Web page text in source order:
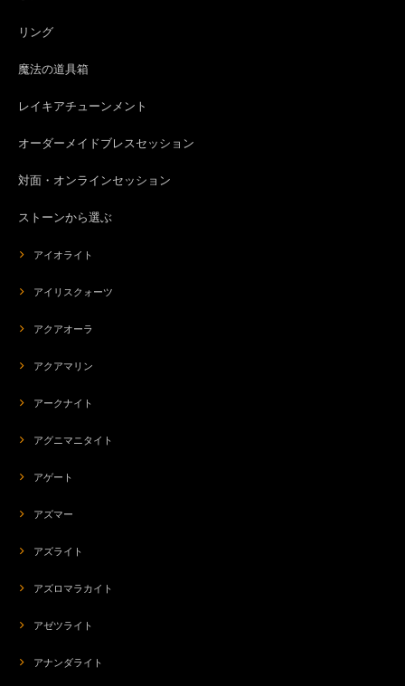
涼しそうなデザインが素敵です。 ネガティブなエネルギーからプロテクト
包も丁寧でうれしいです。 ありがとうございました。
2026/08/01
が、今回は私好みにスルスルと塗れました。ありがとうございました。 地
品のある香りで素敵な女性になった気分になります♡ かくのごとく生きま
リング
魔法の道具箱
レイキアチューンメント
オーダーメイドブレスセッション
対面・オンラインセッション
ストーンから選ぶ
アイオライト
アイリスクォーツ
アクアオーラ
アクアマリン
アークナイト
アグニマニタイト
アゲート
アズマー
アズライト
アズロマラカイト
アゼツライト
アナンダライト